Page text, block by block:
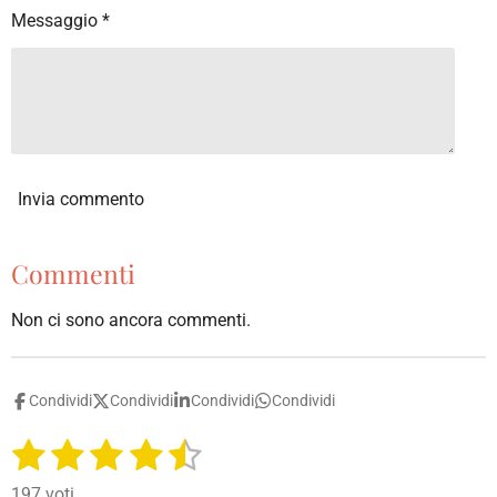
e
Messaggio *
Invia commento
Commenti
Non ci sono ancora commenti.
Condividi Condividi Condividi Condividi
V
a
1 2 3 4 5
I